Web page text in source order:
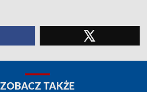
ZOBACZ TAKŻE